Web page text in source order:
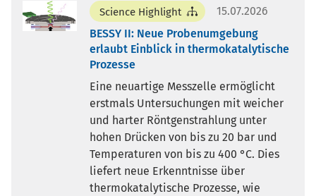
Science Highlight
15.07.2026
BESSY II: Neue Probenumgebung
erlaubt Einblick in thermokatalytische
Prozesse
Eine neuartige Messzelle ermöglicht
erstmals Untersuchungen mit weicher
und harter Röntgenstrahlung unter
hohen Drücken von bis zu 20 bar und
Temperaturen von bis zu 400 °C. Dies
liefert neue Erkenntnisse über
thermokatalytische Prozesse, wie